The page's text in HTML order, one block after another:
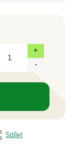
Sdílet